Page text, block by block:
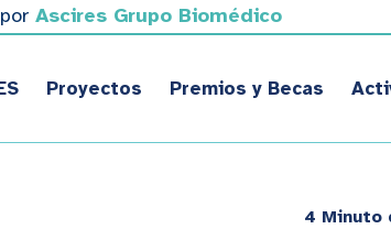
Ascires Grupo Biomédico
Proyectos Premios y Becas
4 Minuto